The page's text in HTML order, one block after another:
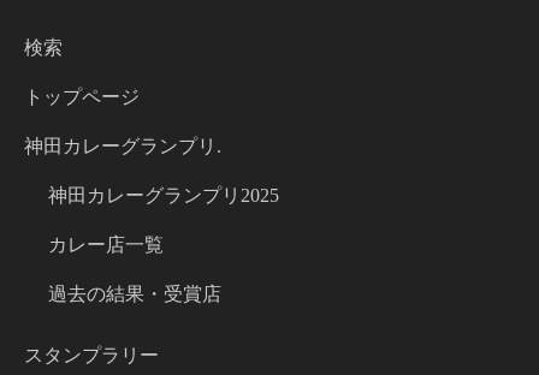
検索
トップページ
神田カレーグランプリ.
神田カレーグランプリ2025
カレー店一覧
過去の結果・受賞店
スタンプラリー